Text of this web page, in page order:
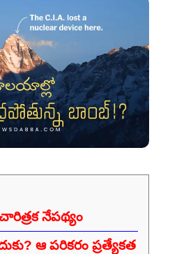
నేపథ్యం
ఆ పరికరం ప్రత్యేకత